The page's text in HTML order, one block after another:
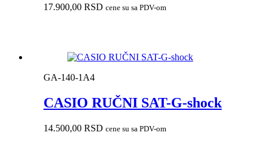
17.900,00 RSD cene su sa PDV-om
GA-140-1A4
CASIO RUČNI SAT-G-shock
14.500,00 RSD cene su sa PDV-om